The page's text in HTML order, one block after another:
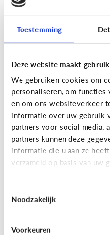
Toestemming
Deze website maakt
We gebruiken cookies om
personaliseren, om
en om ons websiteverkeer
informatie over uw gebruik
partners voor social media,
partners kunnen deze
informatie die u aan ze
verzameld op basis van uw
Noodzakelijk
Voorkeuren
Fun met media
Maak je eigen
Instagram filter!
Fun met media
Wandelen was